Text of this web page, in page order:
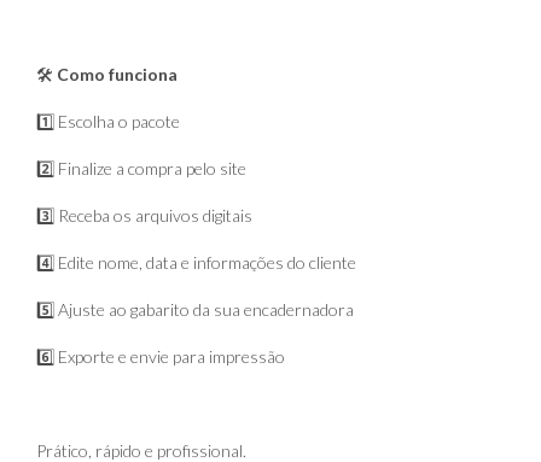
🛠️ Como funciona
1️⃣ Escolha o pacote
2️⃣ Finalize a compra pelo site
3️⃣ Receba os arquivos digitais
4️⃣ Edite nome, data e informações do cliente
5️⃣ Ajuste ao gabarito da sua encadernadora
6️⃣ Exporte e envie para impressão
Prático, rápido e profissional.